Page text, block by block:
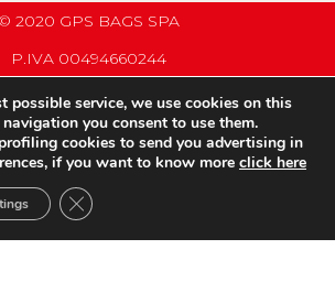
© 2020 GPS BAGS SPA
P.IVA 00494660244
PRIVACY POLICY
COMPANY INFO
C.G.V.
WHISTLEBLOWING
possible service, we use cookies on this
you consent to use them.
cookies to send you advertising in
if you want to know more click here
GDPR COOKIE-BANNER SCHLIESSEN